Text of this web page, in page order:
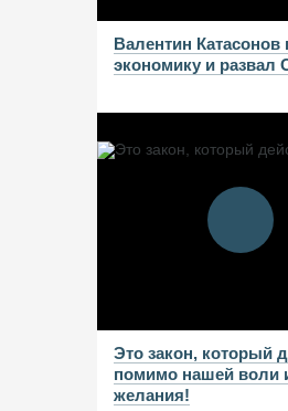
Валентин Катасонов
экономику и развал
Это закон, который
помимо нашей воли
желания!